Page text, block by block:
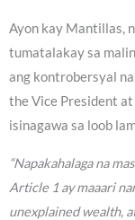
Ayon kay Mantillas,
tumatalakay sa
ang kontrobersyal
the Vice President
isinagawa sa loob
“Napakahalaga na
Article 1 ay maaari
unexplained wealth,